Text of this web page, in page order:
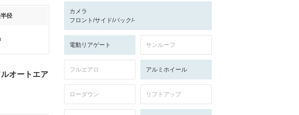
径
オートエア
カメラ
フロント/サイド/バック/-
電動リアゲート サンルーフ
フルエアロ アルミホイール
ローダウン リフトアップ